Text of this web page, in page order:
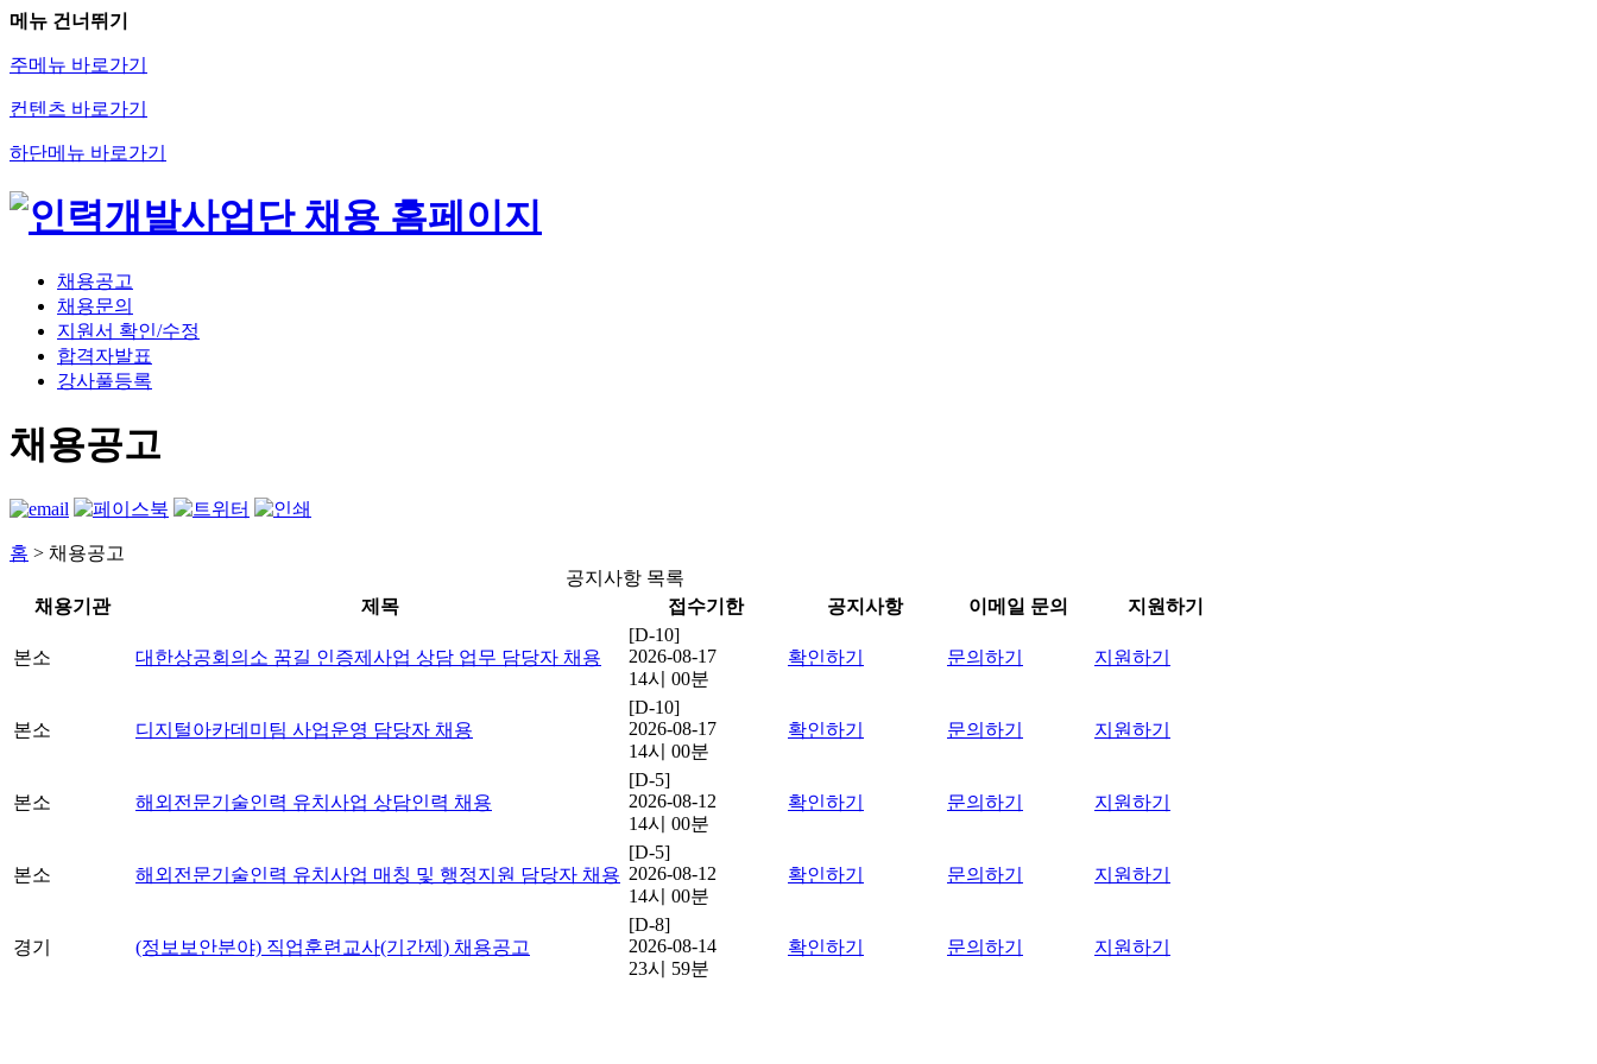
메뉴 건너뛰기
주메뉴 바로가기
컨텐츠 바로가기
하단메뉴 바로가기
채용공고
채용문의
지원서 확인/수정
합격자발표
강사풀등록
채용공고
홈 > 채용공고
공지사항 목록
채용기관
제목 접수기한 공지사항 이메일 문의 지원하기
본소 대한상공회의소 꿈길 인증제사업 상담 업무 담당자 채용
[D-10]
2026-08-17
14시 00분
확인하기 문의하기 지원하기
본소 디지털아카데미팀 사업운영 담당자 채용
[D-10]
2026-08-17
14시 00분
확인하기 문의하기 지원하기
본소 해외전문기술인력 유치사업 상담인력 채용
[D-5]
2026-08-12
14시 00분
확인하기 문의하기 지원하기
본소 해외전문기술인력 유치사업 매칭 및 행정지원 담당자 채용
[D-5]
2026-08-12
14시 00분
확인하기 문의하기 지원하기
경기 (정보보안분야) 직업훈련교사(기간제) 채용공고
[D-8]
2026-08-14
23시 59분
확인하기 문의하기 지원하기